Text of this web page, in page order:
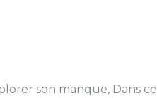
son manque, Dans ce